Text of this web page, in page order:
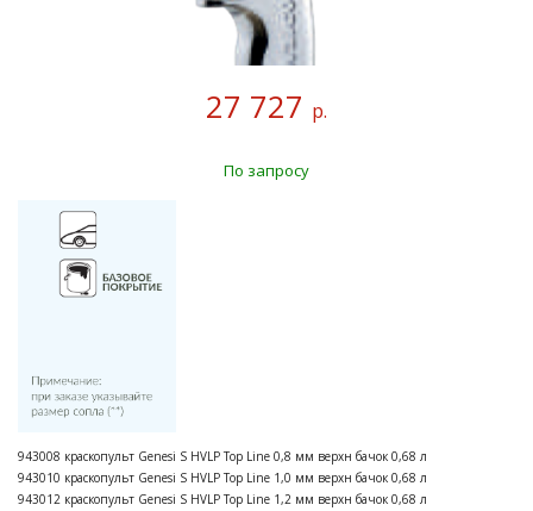
27 727 р.
По запросу
943008 краскопульт Genesi S HVLP Top Line 0,8 мм верхн бачок 0,68 л
943010 краскопульт Genesi S HVLP Top Line 1,0 мм верхн бачок 0,68 л
943012 краскопульт Genesi S HVLP Top Line 1,2 мм верхн бачок 0,68 л